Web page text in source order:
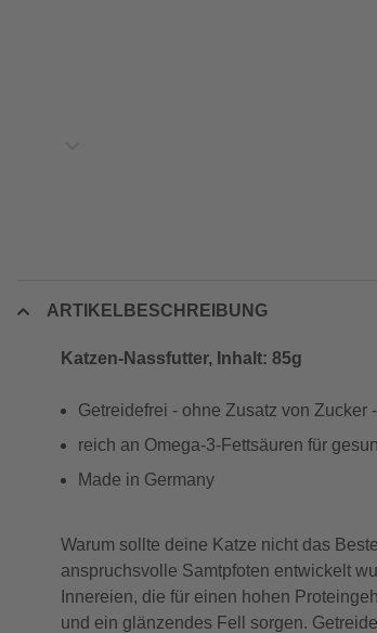
ARTIKELBESCHREIBUNG
Katzen-Nassfutter, Inhalt: 85g
Getreidefrei - ohne Zusatz von
reich an Omega-3-Fettsäuren für
Made in Germany
Warum sollte deine Katze nicht das
anspruchsvolle Samtpfoten entwickelt
Innereien, die für einen hohen
und ein glänzendes Fell sorgen.